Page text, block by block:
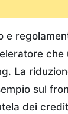
e
che
La
sul
dei